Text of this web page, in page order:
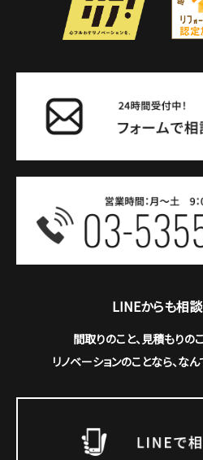
LINEからも相
間取りのこと、見積もりの
リノベーションのことなら、な